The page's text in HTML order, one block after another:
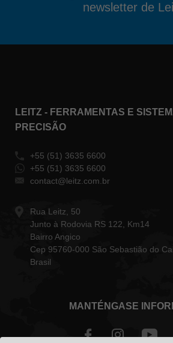
newsletter de
LEITZ - FERRAMENTAS E
PRECISÃO
+55 (51) 3635 6600
+55 (51) 3635 6600
contact@leitz.com.br
Rua Leitz, 50
Junto à Rodovia RS 122, Km14
Bairro Angico
Cep 95760-000 São Sebastião do
Brasil
MANTÉNGASE